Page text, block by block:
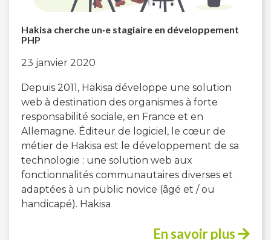
Hakisa cherche un·e stagiaire en développement
PHP
23 janvier 2020
Depuis 2011, Hakisa développe une solution
web à destination des organismes à forte
responsabilité sociale, en France et en
Allemagne. Éditeur de logiciel, le cœur de
métier de Hakisa est le développement de sa
technologie : une solution web aux
fonctionnalités communautaires diverses et
adaptées à un public novice (âgé et / ou
handicapé). Hakisa
En savoir plus